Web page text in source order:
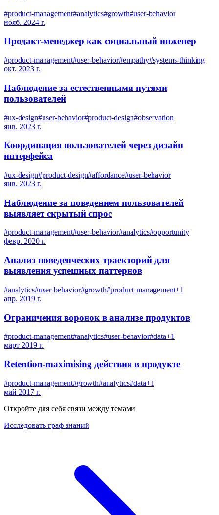
#product-management#analytics#growth#user-behavior
нояб. 2024 г.
Продакт-менеджер как социальный инженер
#product-management#user-behavior#empathy#systems-thinking
окт. 2023 г.
Наблюдение за естественными путями
пользователей
#ux-design#user-behavior#product-design#observation
янв. 2023 г.
Координация пользователей через дизайн
интерфейса
#ux-design#product-design#affordance#user-behavior
янв. 2023 г.
Наблюдение за поведением пользователей
выявляет скрытый спрос
#product-management#user-behavior#analytics#opportunity
февр. 2020 г.
Анализ поведенческих траекторий для
выявления успешных паттернов
#analytics#user-behavior#growth#product-management+1
апр. 2019 г.
Ограничения воронок в анализе продуктов
#product-management#analytics#user-behavior#data+1
март 2019 г.
Retention-maximising действия в продукте
#product-management#growth#analytics#data+1
май 2017 г.
Откройте для себя связи между темами
Исследовать граф знаний